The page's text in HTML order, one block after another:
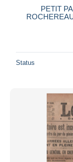
PETIT
Status